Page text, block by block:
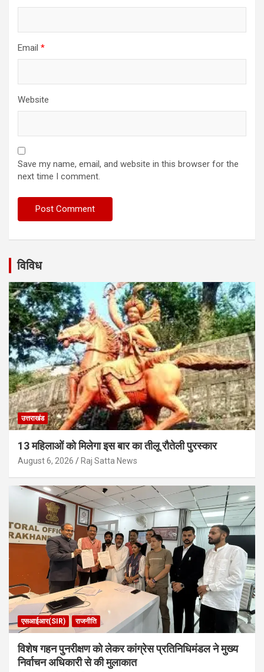
Email *
Website
Save my name, email, and website in this browser for the
next time I comment.
विविध
उत्तराखंड
13 महिलाओं को मिलेगा इस बार का तीलू रौतेली पुरस्कार
August 6, 2026 Raj Satta News
एसआईआर(SIR) राजनीति
विशेष गहन पुनरीक्षण को लेकर कांग्रेस प्रतिनिधिमंडल ने मुख्य
निर्वाचन अधिकारी से की मुलाकात